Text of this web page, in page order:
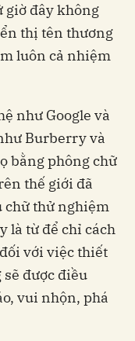
giờ đây không
thị tên thương
luôn cả nhiệm
như Google và
Burberry và
bằng phông chữ
thế giới đã
chữ thử nghiệm
là từ để chỉ cách
với việc thiết
được điều
vui nhộn, phá